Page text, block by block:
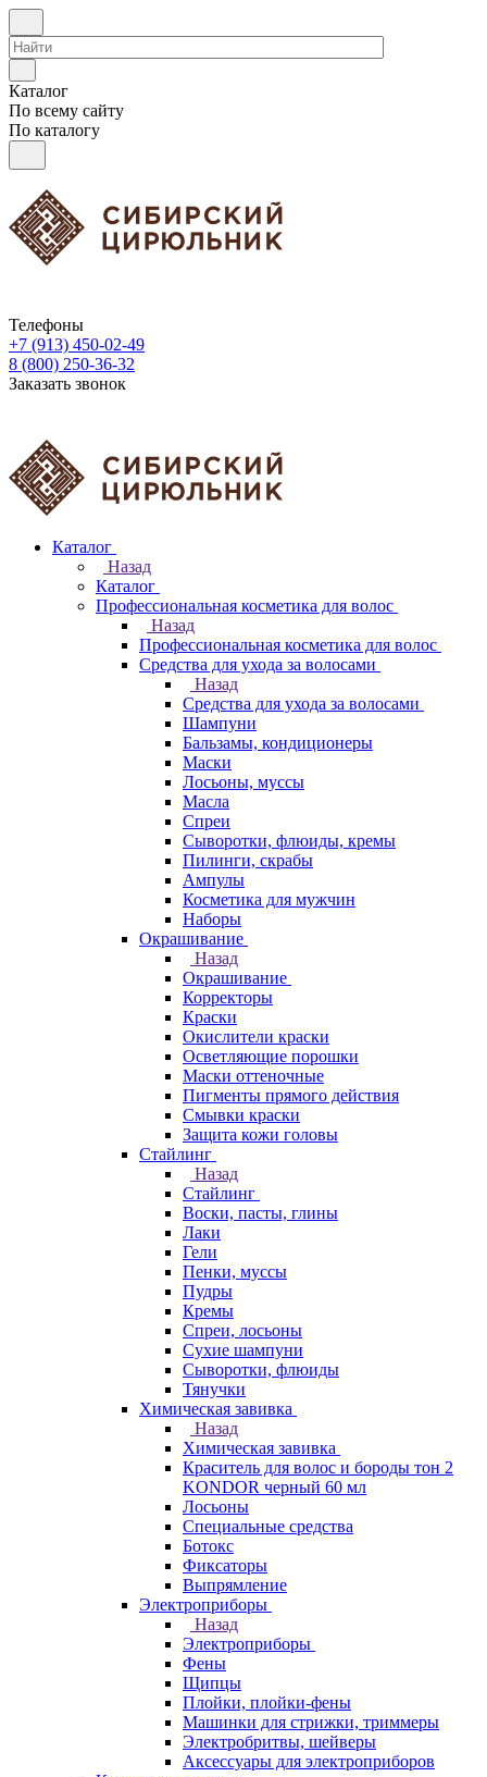
Каталог
По всему сайту
По каталогу
Телефоны
+7 (913) 450-02-49
8 (800) 250-36-32
Заказать звонок
Каталог
Назад
Каталог
Профессиональная косметика для волос
Назад
Профессиональная косметика для волос
Средства для ухода за волосами
Назад
Средства для ухода за волосами
Шампуни
Бальзамы, кондиционеры
Маски
Лосьоны, муссы
Масла
Спреи
Сыворотки, флюиды, кремы
Пилинги, скрабы
Ампулы
Косметика для мужчин
Наборы
Окрашивание
Назад
Окрашивание
Корректоры
Краски
Окислители краски
Осветляющие порошки
Маски оттеночные
Пигменты прямого действия
Смывки краски
Защита кожи головы
Стайлинг
Назад
Стайлинг
Воски, пасты, глины
Лаки
Гели
Пенки, муссы
Пудры
Кремы
Спреи, лосьоны
Сухие шампуни
Сыворотки, флюиды
Тянучки
Химическая завивка
Назад
Химическая завивка
Краситель для волос и бороды тон 2
KONDOR черный 60 мл
Лосьоны
Специальные средства
Ботокс
Фиксаторы
Выпрямление
Электроприборы
Назад
Электроприборы
Фены
Щипцы
Плойки, плойки-фены
Машинки для стрижки, триммеры
Электробритвы, шейверы
Аксессуары для электроприборов